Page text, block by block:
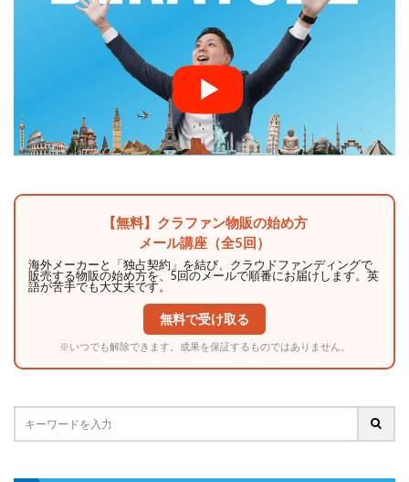
【無料】クラファン物販の始め方
メール講座（全5回）
海外メーカーと「独占契約」を結び、クラウドファンディングで
販売する物販の始め方を、5回のメールで順番にお届けします。英
語が苦手でも大丈夫です。
無料で受け取る
※いつでも解除できます。成果を保証するものではありません。